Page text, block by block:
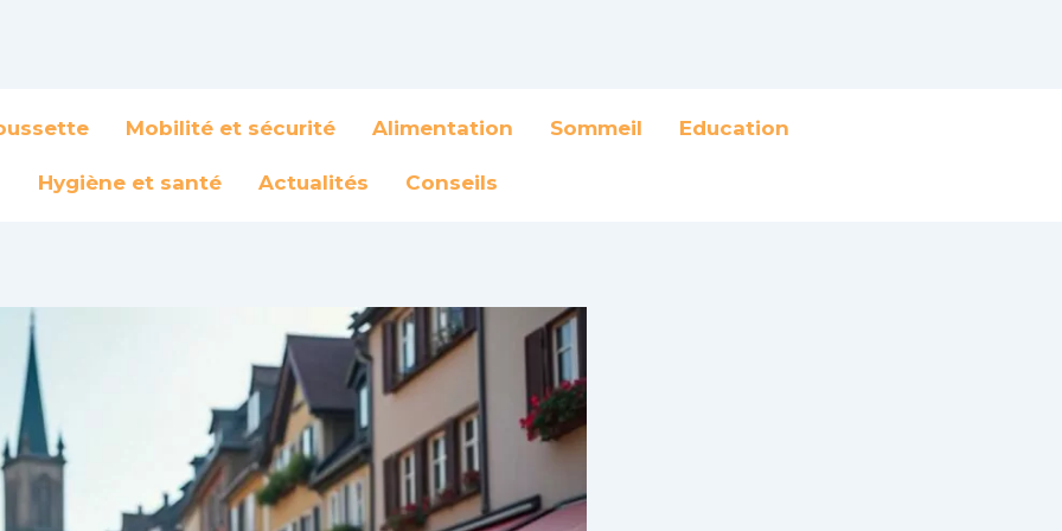
Mobilité et sécurité Alimentation Sommeil Education
Hygiène et santé Actualités Conseils